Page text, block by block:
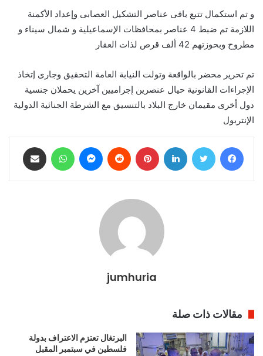
و تم استكمال تتبع باقى عناصر التشكيل العصابى وإعداد الأكمنة
اللازمة تم ضبط 4 عناصر بمحافظات الإسماعيلية و شمال سيناء و
مطروح وبحوزتهم 42 ألف قرص لذات العقار
تم تحرير محضر بالواقعة وتولت النيابة العامة التحقيق وجارى إتخاذ
الإجراءات القانونية حيال عنصرين إجراميين آخرين يحملان جنسية
دول أخرى مقيمان خارج البلاد بالتنسيق مع الشرطة الجنائية الدولية
الإنتربول
فيسبوك تويتر لينكدإن بينتيريست ماسنجر واتساب
jumhuria
مقالات ذات صلة
البرتغال تعتزم الاعتراف بدولة
فلسطين في سبتمبر المقبل